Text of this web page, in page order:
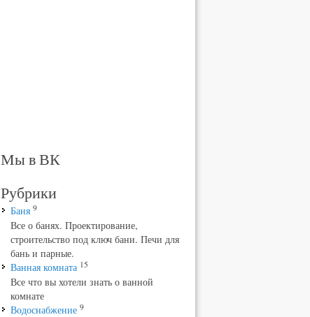
Мы в ВК
Рубрики
Баня 9
Все о банях. Проектирование,
строительство под ключ бани. Печи для
бань и парные.
Ванная комната 15
Все что вы хотели знать о ванной
комнате
Водоснабжение 9